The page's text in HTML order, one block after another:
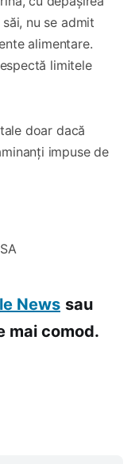
nu se admit
alimentare.
limitele
doar dacă
impuse de
News sau
mai comod.